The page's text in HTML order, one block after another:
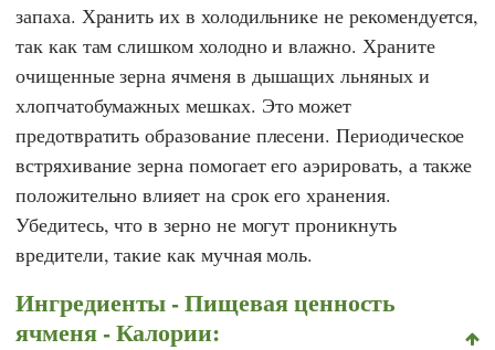
запаха. Хранить их в холодильнике не рекомендуется,
так как там слишком холодно и влажно. Храните
очищенные зерна ячменя в дышащих льняных и
хлопчатобумажных мешках. Это может
предотвратить образование плесени. Периодическое
встряхивание зерна помогает его аэрировать, а также
положительно влияет на срок его хранения.
Убедитесь, что в зерно не могут проникнуть
вредители, такие как мучная моль.
Ингредиенты - Пищевая ценность
ячменя - Калории: